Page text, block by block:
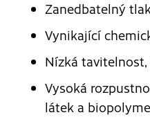
Zanedbatelný
Vynikající
Nízká tavitelnost,
Vysoká
látek a